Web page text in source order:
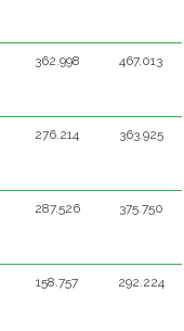
362.998 467.013
276.214 363.925
287.526 375.750
158.757 292.224